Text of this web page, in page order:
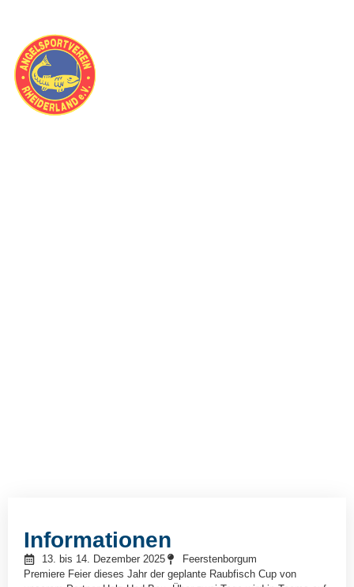
Informationen
13. bis 14. Dezember 2025
Feerstenborgum
Premiere Feier dieses Jahr der geplante Raubfisch Cup von